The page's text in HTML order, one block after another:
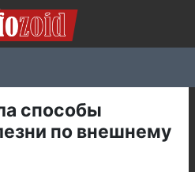
способы
по внешнему